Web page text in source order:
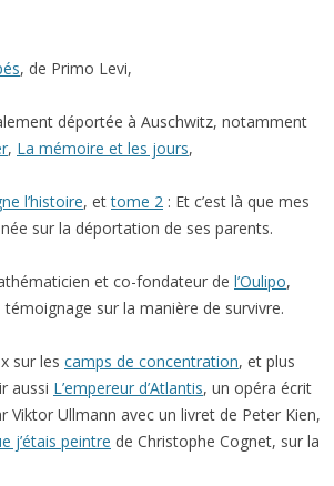
, de Primo Levi,
déportée à Auschwitz, notamment
, La mémoire et les jours,
l’histoire, ettome 2 : Et c’est là que mes
sur la déportation de ses parents.
et co-fondateur de l’Oulipo,
sur la manière de survivre.
sur les camps de concentration, et plus
aussi L’empereur d’Atlantis, un opéra écrit
Ullmann avec un livret de Peter Kien,
j’étais peintre de Christophe Cognet, sur la